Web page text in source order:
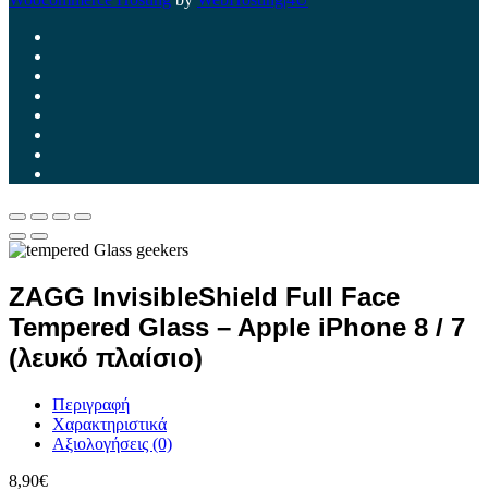
ZAGG InvisibleShield Full Face
Tempered Glass – Apple iPhone 8 / 7
(λευκό πλαίσιο)
Περιγραφή
Χαρακτηριστικά
Αξιολογήσεις (0)
8,90€